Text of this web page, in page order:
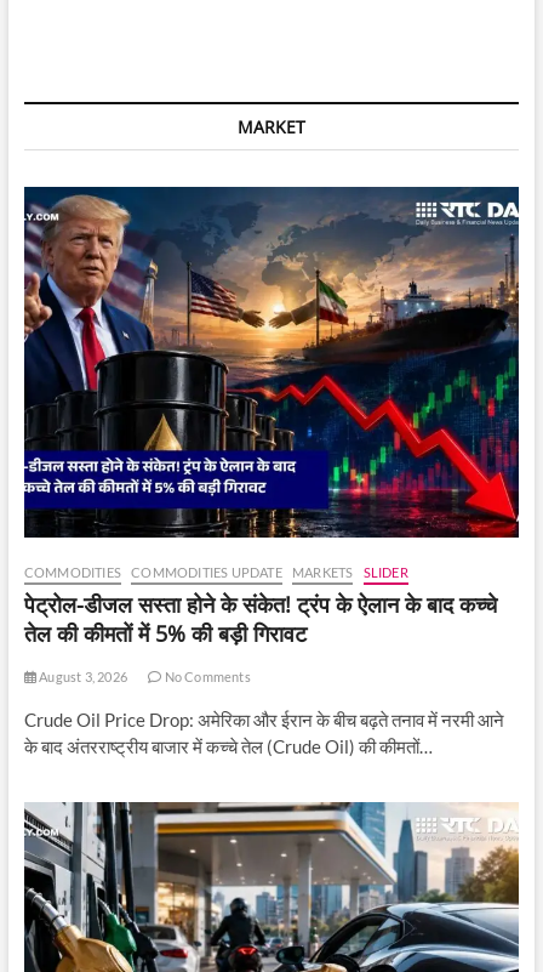
MARKET
COMMODITIES COMMODITIES UPDATE MARKETS SLIDER
पेट्रोल-डीजल सस्ता होने के संकेत! ट्रंप के ऐलान के बाद कच्चे
तेल की कीमतों में 5% की बड़ी गिरावट
August 3, 2026 No Comments
Crude Oil Price Drop: अमेरिका और ईरान के बीच बढ़ते तनाव में नरमी आने
के बाद अंतरराष्ट्रीय बाजार में कच्चे तेल (Crude Oil) की कीमतों…